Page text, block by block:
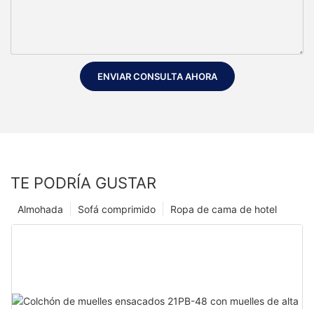
ENVIAR CONSULTA AHORA
TE PODRÍA GUSTAR
Ropa de cama de hotel
Sofá comprimido
Almohada